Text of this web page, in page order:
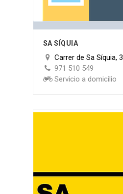
SA SÍQUIA
Carrer de Sa Síquia, 3
971 510 549
Servicio a domicilio